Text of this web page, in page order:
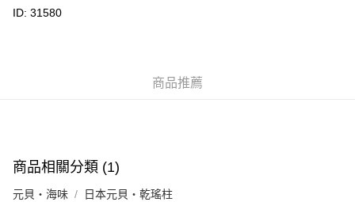
豐銀行戶口：652-589300-838 收款人：PREMIER FOOD LTD 請於24小時
每筆HK$80.00，滿HK$380.00或以上免運費
順豐站及順豐自提點
ID: 31580
商品推薦
商品相關分類 (1)
元貝・海味 日本元貝・乾瑤柱